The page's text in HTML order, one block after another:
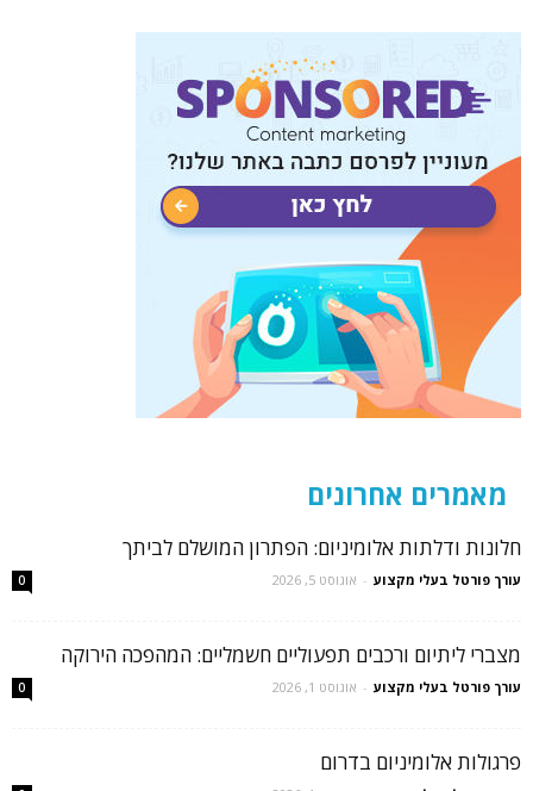
מאמרים אחרונים
חלונות ודלתות אלומיניום: הפתרון המושלם לביתך
עורך פורטל בעלי מקצוע - אוגוסט 5, 2026 0
מצברי ליתיום ורכבים תפעוליים חשמליים: המהפכה הירוקה
עורך פורטל בעלי מקצוע - אוגוסט 1, 2026 0
פרגולות אלומיניום בדרום